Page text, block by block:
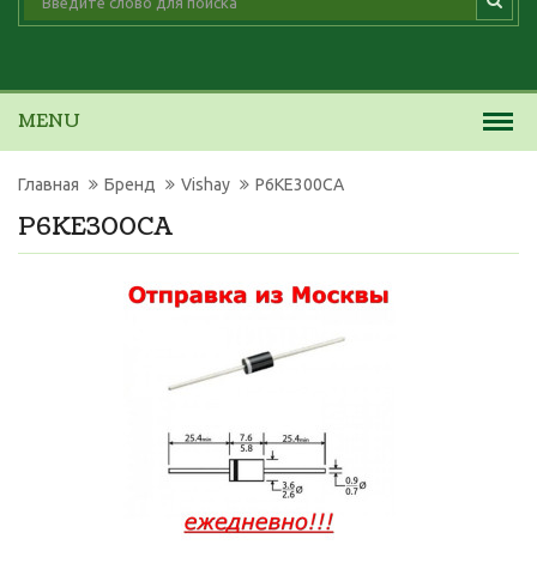
MENU
P6KE300CA
Главная Бренд Vishay P6KE300CA